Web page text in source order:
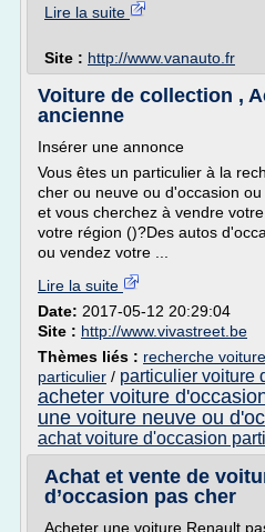
Lire la suite
Site : http://www.vanauto.fr
Voiture de collection ,
ancienne
Insérer une annonce
Vous êtes un particulier à la
cher ou neuve ou d'occasion
et vous cherchez à vendre
votre région ()?Des autos
ou vendez votre ...
Lire la suite
Date: 2017-05-12 20:29:04
Site : http://www.vivastreet.be
Thèmes liés : recherche
particulier / particulier voiture
acheter voiture
une voiture neuve ou
achat voiture d'occasion
Achat et vente de
d’occasion pas cher
Acheter une voiture Renault